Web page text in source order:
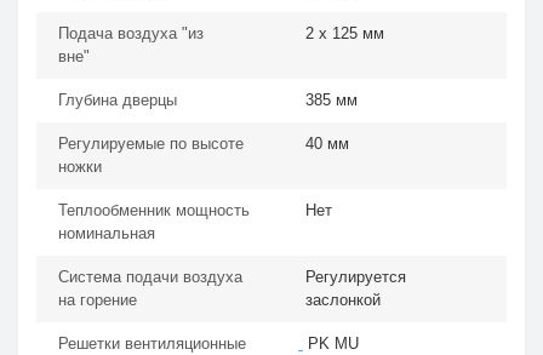
Подача воздуха "из
вне"
2 х 125 мм
Глубина дверцы 385 мм
Регулируемые по высоте
ножки
40 мм
Теплообменник мощность
номинальная
Нет
Система подачи воздуха
на горение
Регулируется
заслонкой
Решетки вентиляционные
PK MU